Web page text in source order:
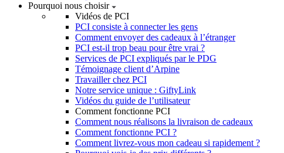
Pourquoi nous choisir
Vidéos de PCI
PCI consiste à connecter les gens
Comment envoyer des cadeaux à l’étranger
PCI est-il trop beau pour être vrai ?
Services de PCI expliqués par le PDG
Témoignage client d’Arpine
Travailler chez PCI
Notre service unique : GiftyLink
Vidéos du guide de l’utilisateur
Comment fonctionne PCI
Comment nous réalisons la livraison de cadeaux
Comment fonctionne PCI ?
Comment livrez-vous mon cadeau si rapidement ?